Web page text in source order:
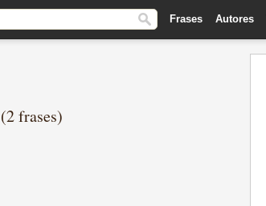
Frases Autores
frases)